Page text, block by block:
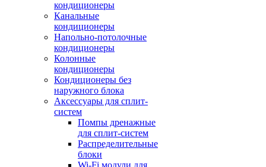
кондиционеры
Канальные
кондиционеры
Напольно-потолочные
кондиционеры
Колонные
кондиционеры
Кондиционеры без
наружного блока
Аксессуары для сплит-
систем
Помпы дренажные
для сплит-систем
Распределительные
блоки
Wi-Fi модули для